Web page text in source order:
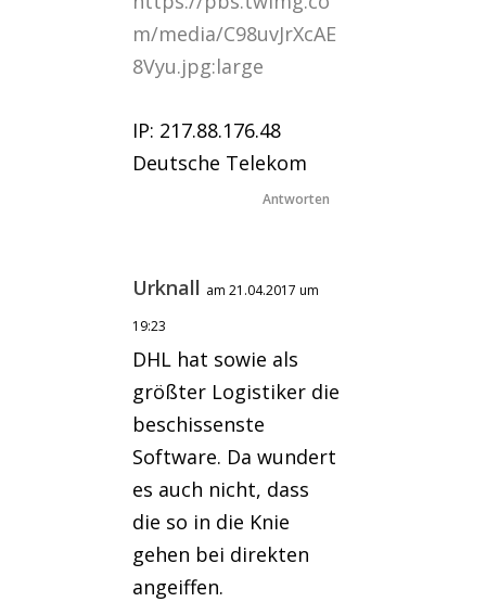
m/media/C98uvJrXcAE
8Vyu.jpg:large
IP: 217.88.176.48
Deutsche Telekom
Antworten
Urknall am 21.04.2017 um
19:23
DHL hat sowie als
größter Logistiker die
beschissenste
Software. Da wundert
es auch nicht, dass
die so in die Knie
gehen bei direkten
angeiffen.